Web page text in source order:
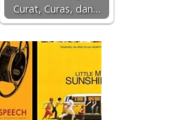
Curat, Curas, dan…